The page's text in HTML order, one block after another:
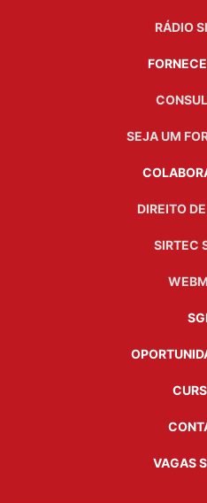
RÁDIO
SEJA UM
DIREITO
SIRTEC
SGI
VAGAS